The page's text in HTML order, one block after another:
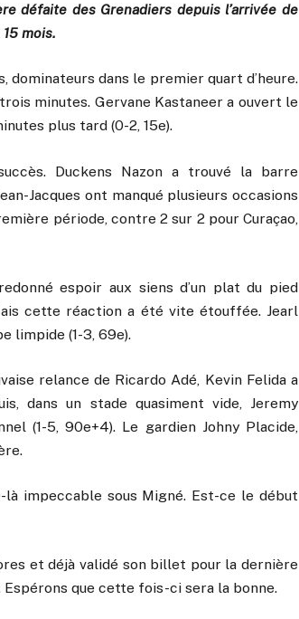
défaite des Grenadiers depuis l’arrivée de
mois.
dans le premier quart d’heure.
minutes. Gervane Kastaneer a ouvert le
plus tard (0-2, 15e).
Duckens Nazon a trouvé la barre
Jacques ont manqué plusieurs occasions
période, contre 2 sur 2 pour Curaçao,
espoir aux siens d’un plat du pied
cette réaction a été vite étouffée. Jearl
limpide (1-3, 69e).
relance de Ricardo Adé, Kevin Felida a
dans un stade quasiment vide, Jeremy
(1-5, 90e+4). Le gardien Johny Placide,
impeccable sous Migné. Est-ce le début
et déjà validé son billet pour la dernière
que cette fois-ci sera la bonne.